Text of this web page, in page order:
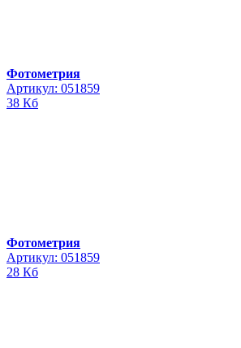
Фотометрия
Артикул: 051859
38 Кб
Фотометрия
Артикул: 051859
28 Кб